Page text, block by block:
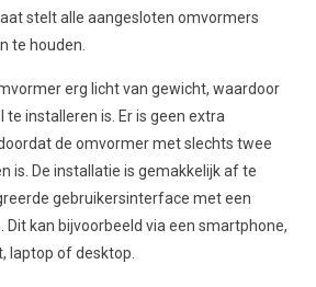
stelt alle aangesloten omvormers
te houden.
erg licht van gewicht, waardoor
installeren is. Er is geen extra
de omvormer met slechts twee
is. De installatie is gemakkelijk af te
gebruikersinterface met een
kan bijvoorbeeld via een smartphone,
laptop of desktop.